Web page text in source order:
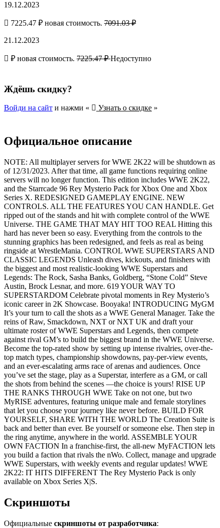
19.12.2023
7225.47 ₽ новая стоимость. 7091.03 ₽
21.12.2023
₽ новая стоимость. 7225.47 ₽Недоступно
Ждёшь скидку?
Войди на сайт и нажми « Узнать о скидке »
Официальное описание
NOTE: All multiplayer servers for WWE 2K22 will be shutdown as
of 12/31/2023. After that time, all game functions requiring online
servers will no longer function. This edition includes WWE 2K22,
and the Starrcade 96 Rey Mysterio Pack for Xbox One and Xbox
Series X. REDESIGNED GAMEPLAY ENGINE. NEW
CONTROLS. ALL THE FEATURES YOU CAN HANDLE. Get
ripped out of the stands and hit with complete control of the WWE
Universe. THE GAME THAT MAY HIT TOO REAL Hitting this
hard has never been so easy. Everything from the controls to the
stunning graphics has been redesigned, and feels as real as being
ringside at WrestleMania. CONTROL WWE SUPERSTARS AND
CLASSIC LEGENDS Unleash dives, kickouts, and finishers with
the biggest and most realistic-looking WWE Superstars and
Legends: The Rock, Sasha Banks, Goldberg, “Stone Cold” Steve
Austin, Brock Lesnar, and more. 619 YOUR WAY TO
SUPERSTARDOM Celebrate pivotal moments in Rey Mysterio’s
iconic career in 2K Showcase. Booyaka! INTRODUCING MyGM
It’s your turn to call the shots as a WWE General Manager. Take the
reins of Raw, Smackdown, NXT or NXT UK and draft your
ultimate roster of WWE Superstars and Legends, then compete
against rival GM’s to build the biggest brand in the WWE Universe.
Become the top-rated show by setting up intense rivalries, over-the-
top match types, championship showdowns, pay-per-view events,
and an ever-escalating arms race of arenas and audiences. Once
you’ve set the stage, play as a Superstar, interfere as a GM, or call
the shots from behind the scenes —the choice is yours! RISE UP
THE RANKS THROUGH WWE Take on not one, but two
MyRISE adventures, featuring unique male and female storylines
that let you choose your journey like never before. BUILD FOR
YOURSELF, SHARE WITH THE WORLD The Creation Suite is
back and better than ever. Be yourself or someone else. Then step in
the ring anytime, anywhere in the world. ASSEMBLE YOUR
OWN FACTION In a franchise-first, the all-new MyFACTION lets
you build a faction that rivals the nWo. Collect, manage and upgrade
WWE Superstars, with weekly events and regular updates! WWE
2K22: IT HITS DIFFERENT The Rey Mysterio Pack is only
available on Xbox Series X|S.
Скриншоты
Официальные скриншоты от разработчика: